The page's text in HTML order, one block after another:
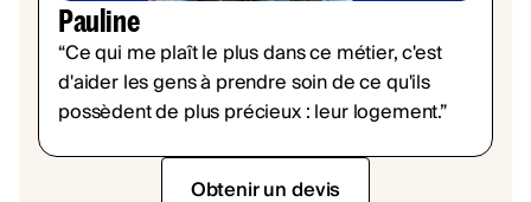
Pauline
“Ce qui me plaît le plus dans ce métier, c'est
d'aider les gens à prendre soin de ce qu'ils
possèdent de plus précieux : leur logement.”
Obtenir un devis